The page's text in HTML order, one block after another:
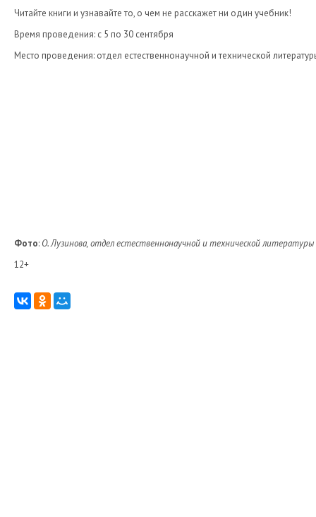
Читайте книги и узнавайте то, о чем не расскажет ни один учебник!
Время проведения: с 5 по 30 сентября
Место проведения: отдел естественнонаучной и технической
Фото: О. Лузинова, отдел естественнонаучной и технической литературы
12+